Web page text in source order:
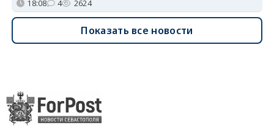
18:08 4 2624
Показать все новости